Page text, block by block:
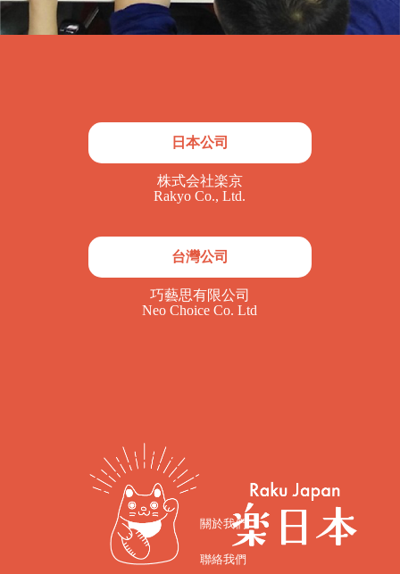
日本公司
株式会社楽京
Rakyo Co., Ltd.
台灣公司
巧藝思有限公司
Neo Choice Co. Ltd
關於我們
聯絡我們